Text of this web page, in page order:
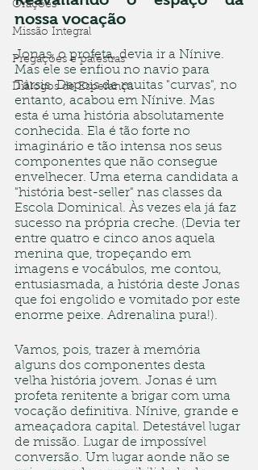
Orações
Missão Integral
Pregações e palestras
Diálogos de Esperança
nossa vocação
Jonas, o profeta, devia ir a Nínive.
Mas ele se enfiou no navio para
Társis. Depois de muitas "curvas", no
entanto, acabou em Nínive. Mas
esta é uma história absolutamente
conhecida. Ela é tão forte no
imaginário e tão intensa nos seus
componentes que não consegue
envelhecer. Uma eterna candidata a
"história best-seller" nas classes da
Escola Dominical. Às vezes ela já faz
sucesso na própria creche. (Devia ter
entre quatro e cinco anos aquela
menina que, tropeçando em
imagens e vocábulos, me contou,
entusiasmada, a história deste Jonas
que foi engolido e vomitado por este
enorme peixe. Adrenalina pura!).
Vamos, pois, trazer à memória
alguns dos componentes desta
velha história jovem. Jonas é um
profeta renitente a brigar com uma
vocação definitiva. Nínive, grande e
ameaçadora capital. Detestável lugar
de missão. Lugar de impossível
conversão. Um lugar aonde não se